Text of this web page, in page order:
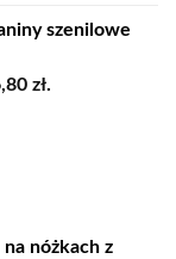
szenilowe
zł.
nóżkach z